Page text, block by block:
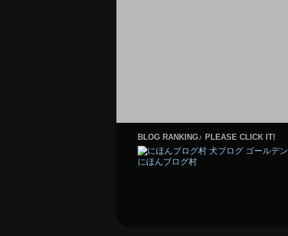
BLOG RANKING♪ PLEASE CLICK IT!
にほんブログ村